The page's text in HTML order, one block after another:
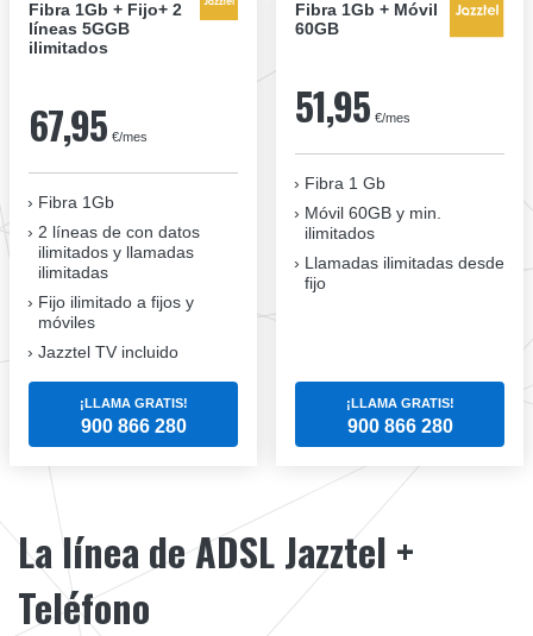
Fibra 1Gb + Fijo+ 2
líneas 5GGB
ilimitados
67,95 €/mes
Fibra 1Gb
2 líneas de con datos
ilimitados y llamadas
ilimitadas
Fijo ilimitado a fijos y
móviles
Jazztel TV incluido
¡LLAMA GRATIS!
900 866 280
Fibra 1Gb + Móvil
60GB
51,95 €/mes
Fibra 1 Gb
Móvil 60GB y min.
ilimitados
Llamadas ilimitadas desde
fijo
¡LLAMA GRATIS!
900 866 280
La línea de ADSL Jazztel +
Teléfono